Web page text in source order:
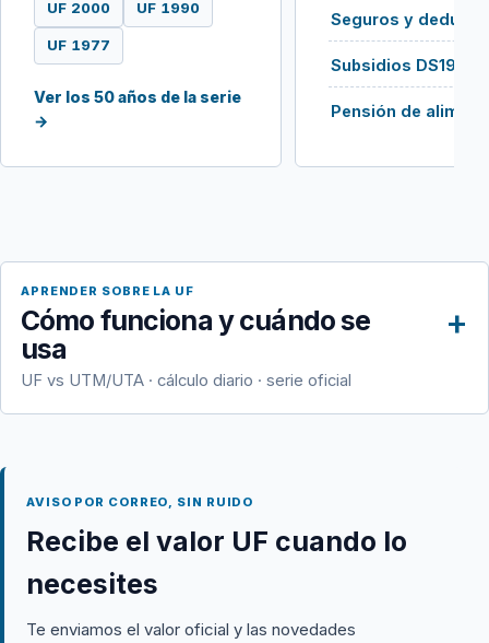
UF 2000 UF 1990
UF 1977
Ver los 50 años de la serie
→
Seguros y
Subsidios DS19 /
Pensión de
APRENDER SOBRE LA UF
Cómo funciona y cuándo se
usa
UF vs UTM/UTA · cálculo diario · serie oficial
AVISO POR CORREO, SIN RUIDO
Recibe el valor UF cuando lo
necesites
Te enviamos el valor oficial y las novedades